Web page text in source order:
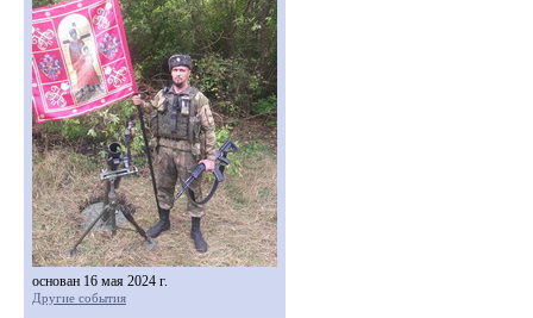
основан 16 мая 2024 г.
Другие события